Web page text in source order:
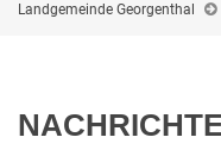
Landgemeinde Georgenthal